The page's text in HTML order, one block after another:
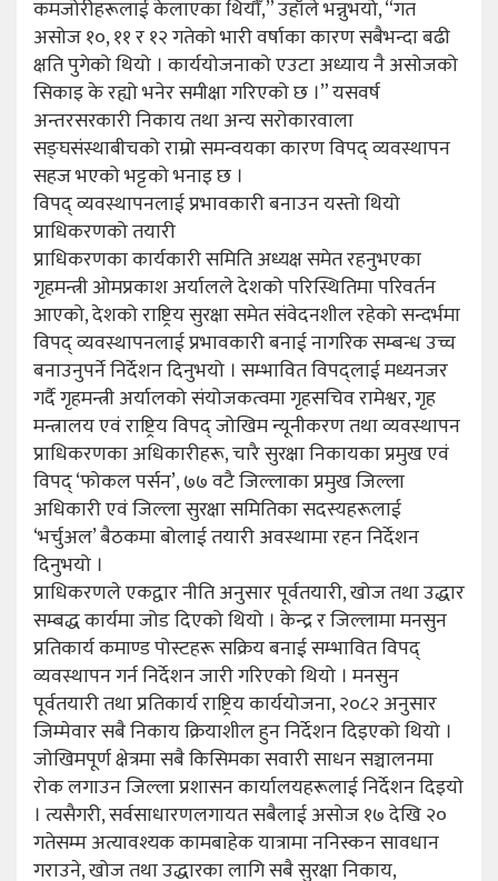
कमजोरीहरूलाई केलाएका थियौँ,” उहाँले भन्नुभयो, “गत
असोज १०, ११ र १२ गतेको भारी वर्षाका कारण सबैभन्दा बढी
क्षति पुगेको थियो । कार्ययोजनाको एउटा अध्याय नै असोजको
सिकाइ के रह्यो भनेर समीक्षा गरिएको छ ।” यसवर्ष
अन्तरसरकारी निकाय तथा अन्य सरोकारवाला
सङ्घसंस्थाबीचको राम्रो समन्वयका कारण विपद् व्यवस्थापन
सहज भएको भट्टको भनाइ छ ।
विपद् व्यवस्थापनलाई प्रभावकारी बनाउन यस्तो थियो
प्राधिकरणको तयारी
प्राधिकरणका कार्यकारी समिति अध्यक्ष समेत रहनुभएका
गृहमन्त्री ओमप्रकाश अर्यालले देशको परिस्थितिमा परिवर्तन
आएको, देशको राष्ट्रिय सुरक्षा समेत संवेदनशील रहेको सन्दर्भमा
विपद् व्यवस्थापनलाई प्रभावकारी बनाई नागरिक सम्बन्ध उच्च
बनाउनुपर्ने निर्देशन दिनुभयो । सम्भावित विपद्लाई मध्यनजर
गर्दै गृहमन्त्री अर्यालको संयोजकत्वमा गृहसचिव रामेश्वर, गृह
मन्त्रालय एवं राष्ट्रिय विपद् जोखिम न्यूनीकरण तथा व्यवस्थापन
प्राधिकरणका अधिकारीहरू, चारै सुरक्षा निकायका प्रमुख एवं
विपद् ‘फोकल पर्सन’, ७७ वटै जिल्लाका प्रमुख जिल्ला
अधिकारी एवं जिल्ला सुरक्षा समितिका सदस्यहरूलाई
‘भर्चुअल’ बैठकमा बोलाई तयारी अवस्थामा रहन निर्देशन
दिनुभयो ।
प्राधिकरणले एकद्वार नीति अनुसार पूर्वतयारी, खोज तथा उद्धार
सम्बद्ध कार्यमा जोड दिएको थियो । केन्द्र र जिल्लामा मनसुन
प्रतिकार्य कमाण्ड पोस्टहरू सक्रिय बनाई सम्भावित विपद्
व्यवस्थापन गर्न निर्देशन जारी गरिएको थियो । मनसुन
पूर्वतयारी तथा प्रतिकार्य राष्ट्रिय कार्ययोजना, २०८२ अनुसार
जिम्मेवार सबै निकाय क्रियाशील हुन निर्देशन दिइएको थियो ।
जोखिमपूर्ण क्षेत्रमा सबै किसिमका सवारी साधन सञ्चालनमा
रोक लगाउन जिल्ला प्रशासन कार्यालयहरूलाई निर्देशन दिइयो
। त्यसैगरी, सर्वसाधारणलगायत सबैलाई असोज १७ देखि २०
गतेसम्म अत्यावश्यक कामबाहेक यात्रामा ननिस्कन सावधान
गराउने, खोज तथा उद्धारका लागि सबै सुरक्षा निकाय,